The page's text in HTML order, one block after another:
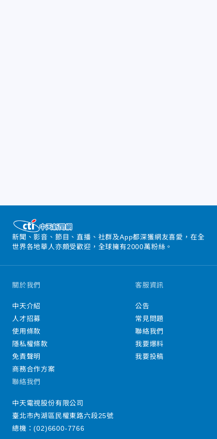
新聞、影音、節目、直播、社群及App都深獲網友喜愛，在全
世界各地華人亦頗受歡迎，全球擁有2000萬粉絲。
關於我們
中天介紹
人才招募
使用條款
隱私權條款
免責聲明
商務合作方案
客服資訊
公告
常見問題
聯絡我們
我要爆料
我要投稿
聯絡我們
中天電視股份有限公司
臺北市內湖區民權東路六段25號
總機：(02)6600-7766